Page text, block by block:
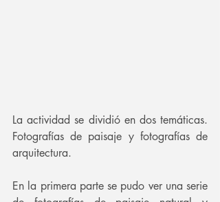
La actividad se dividió en dos temáticas.
Fotografías de paisaje y fotografías de
arquitectura.
En la primera parte se pudo ver una serie